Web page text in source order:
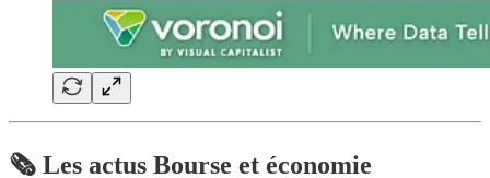
🗞️ Les actus Bourse et économie